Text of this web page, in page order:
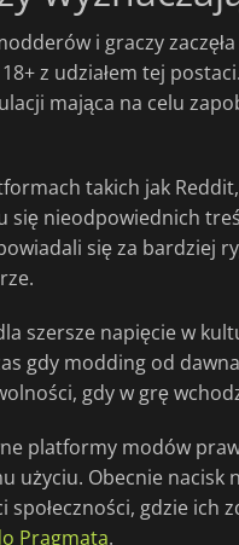
i graczy
z udziałem tej
mająca na celu
takich jak
nieodpowiednich
się za bardziej
szersze napięcie w
gdy modding od
gdy w grę
platformy modów
użyciu. Obecnie
społeczności, gdzie ich
Pragmata.